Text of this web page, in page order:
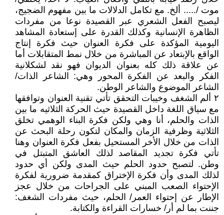
موت /..... ألخ. مع تكامل الدلالات ما بين مفهوم الضجيج،
ليصبح الفعل الشعري عبر القصيدة نوعا من مفردات
الظاهرة الإنسانية وكذلك القدرة على إستعادة المشاهد
اليومية المؤكدة على فكرة العنوان حيث فكرة إنتاج
الواقع بالإبتعاد عن المباشرة من خلال نمط المتقابلات أما
عن علاقة ذلك كله بعنوان الديوان فهو نقد لشكلانية
الفكر والبعد عن الفكرة المحور وهي: الشاعر الذات/
الشاعر الموضوع والشاعر الوطن.
٢ ألم الشغف وخيبات التحقق تأتي تقنية العنوان وتوافقها
مع سياق اللغة داخل القصيدة حيث الحركة الثلاثيه ما بين
الذات والحلم، أنا وهي ولكن فكرة البناء الوهمي تخلق
الثلاثية وظرفية الزمان والمكان لتكون رحلة البحث عن
الذات من خلال الأخر المستحيل بفعل فكرة العنوان وهنا
تأتي فكرة تجديد المقاصد لذلك العاشق المتبتل في
وطن. لتصبح حدود الحلم حيث المدى ولكن أي حدود
لذلك المدى وأن فكرة الإختراق كمقدمة ضرورية لفكرة
الإحتواء الصعب المبني على الجراحات من خلال عجز
الإطار عن إحتواء العمر/ الحلم، حيث مفردات الشغف:
جننت بما لم أر/ خسارات القراءة والكتابة.